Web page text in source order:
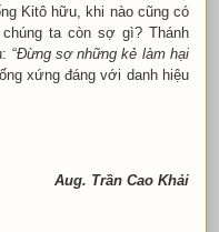
Kitô hữu, khi nào cũng có
ta còn sợ gì? Thánh
“Đừng sợ những kẻ làm hại
xứng đáng với danh hiệu
Aug. Trần Cao Khải